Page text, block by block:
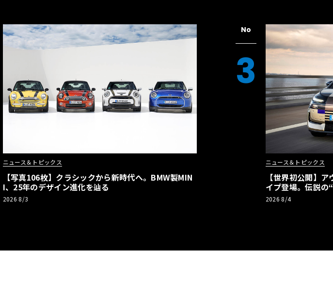
ニュース＆トピックス
【写真106枚】クラシックから新時代へ。BMW製MIN
I、25年のデザイン進化を辿る
2026 8/3
No
3
ニュース＆トピックス
【世界初公開】
イプ登場。伝説の
リーBEVとして復
2026 8/4